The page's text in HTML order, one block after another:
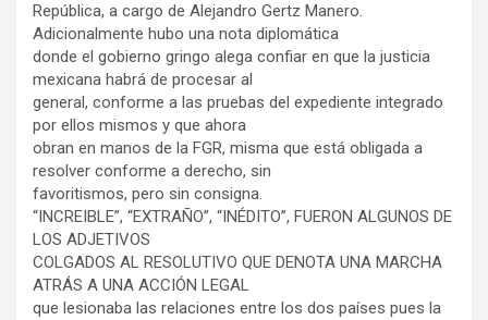
República, a cargo de Alejandro Gertz Manero.
Adicionalmente hubo una nota diplomática
donde el gobierno gringo alega confiar en que la justicia
mexicana habrá de procesar al
general, conforme a las pruebas del expediente integrado
por ellos mismos y que ahora
obran en manos de la FGR, misma que está obligada a
resolver conforme a derecho, sin
favoritismos, pero sin consigna.
“INCREIBLE”, “EXTRAÑO”, “INÉDITO”, FUERON ALGUNOS DE
LOS ADJETIVOS
COLGADOS AL RESOLUTIVO QUE DENOTA UNA MARCHA
ATRÁS A UNA ACCIÓN LEGAL
que lesionaba las relaciones entre los dos países pues la